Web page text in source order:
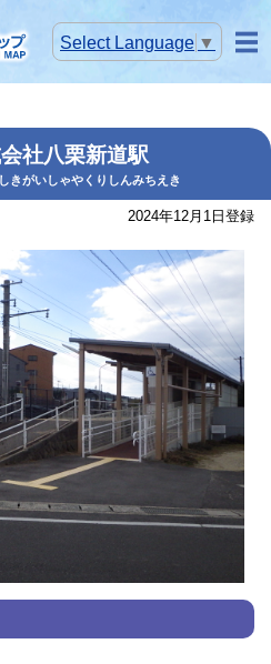
Select Language ▼
社八栗新道駅
きがいしゃやくりしんみちえき
2024年12月1日登録